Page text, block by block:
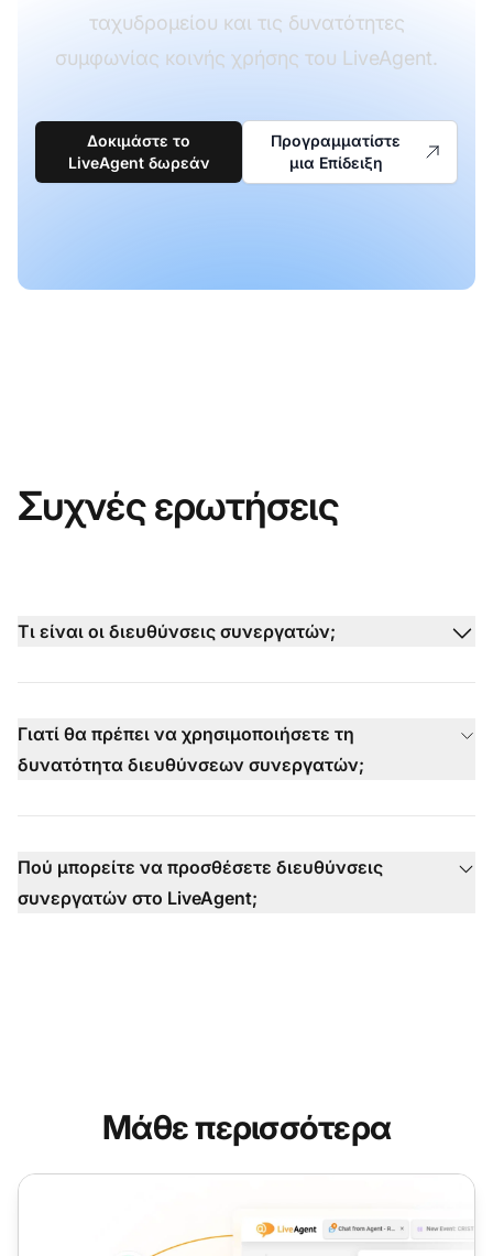
ταχυδρομείου και τις δυνατότητες
συμφωνίας κοινής χρήσης του LiveAgent.
Δοκιμάστε το
LiveAgent δωρεάν
Προγραμματίστε
μια Επίδειξη
Συχνές ερωτήσεις
Τι είναι οι διευθύνσεις συνεργατών;
Γιατί θα πρέπει να χρησιμοποιήσετε τη
δυνατότητα διευθύνσεων συνεργατών;
Πού μπορείτε να προσθέσετε διευθύνσεις
συνεργατών στο LiveAgent;
Μάθε περισσότερα
Ενοποιημένες Συνομιλίες